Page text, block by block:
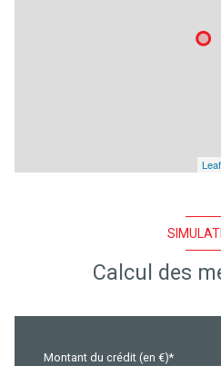
Calcul des
Montant du crédit (en €)*